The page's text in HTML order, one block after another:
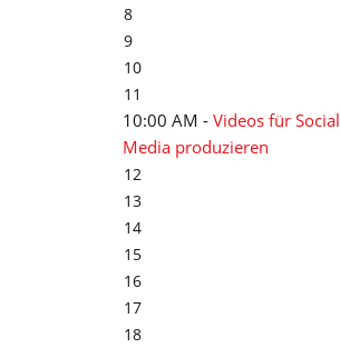
8
9
10
11
10:00 AM - Videos für Social
Media produzieren
12
13
14
15
16
17
18